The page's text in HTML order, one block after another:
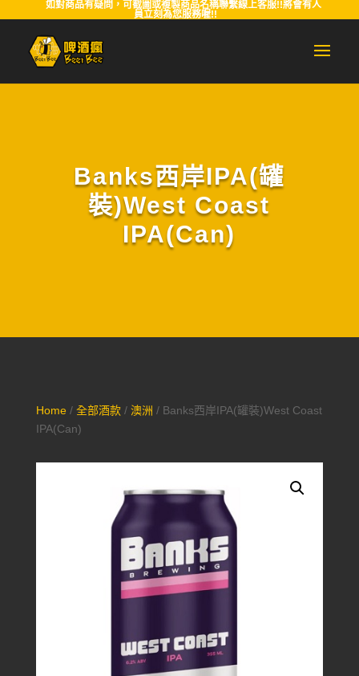
如對商品有疑問，可截圖或複製商品名稱聯繫線上客服!!將會有人
員立刻為您服務喔!!
Banks西岸IPA(罐
裝)West Coast
IPA(Can)
Home/ 全部酒款/ 澳洲 / Banks西岸IPA(罐裝)West Coast
IPA(Can)